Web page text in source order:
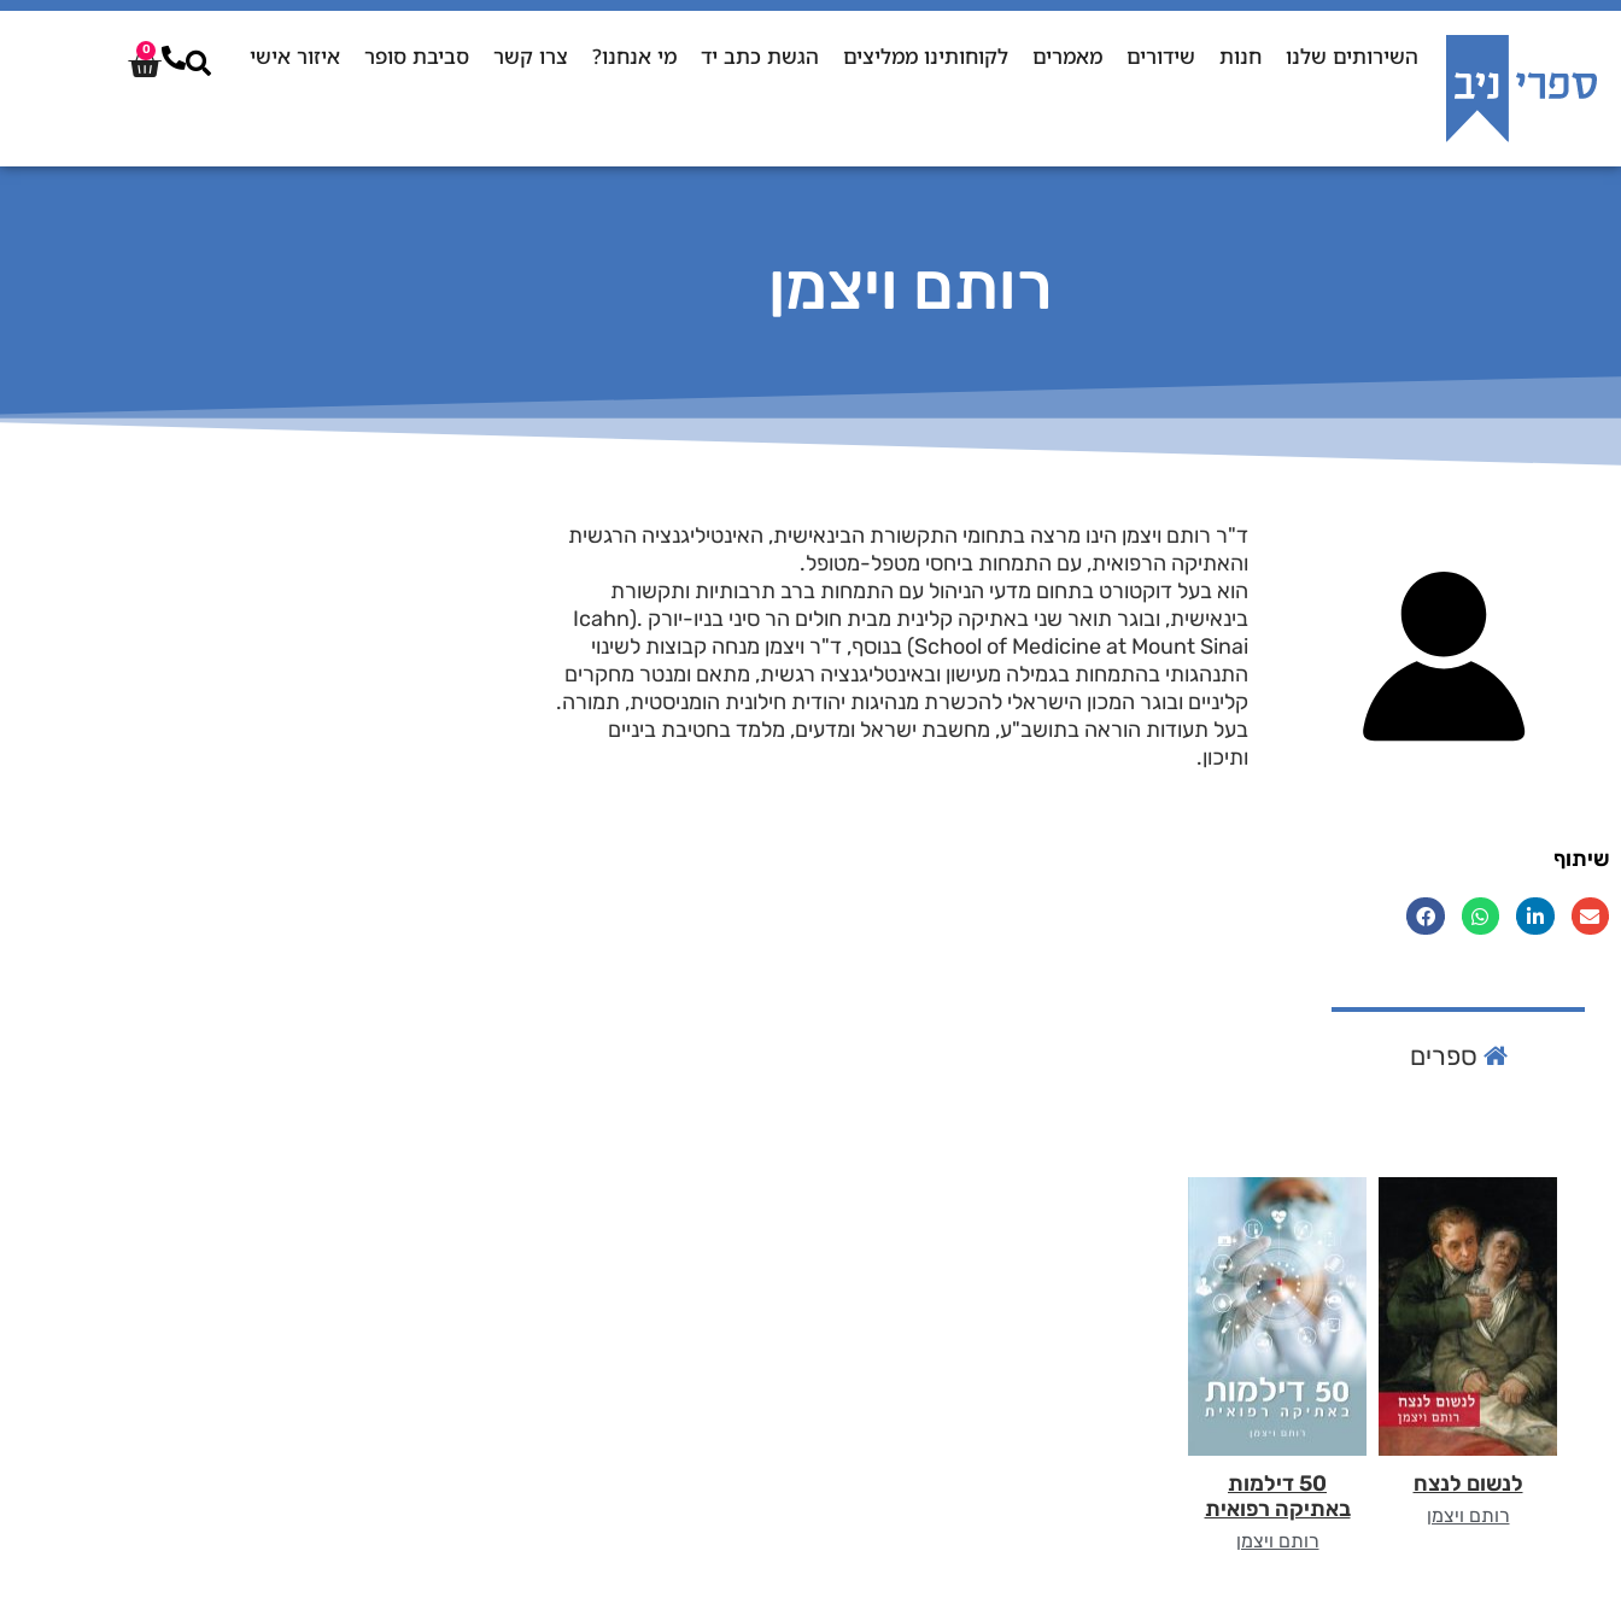
השירותים שלנו חנות שידורים מאמרים לקוחותינו ממליצים הגשת כתב יד מי אנחנו? צרו קשר סביבת סופר איזור אישי 0
רותם ויצמן
ד"ר רותם ויצמן הינו מרצה בתחומי התקשורת הבינאישית, האינטיליגנציה הרגשית
והאתיקה הרפואית, עם התמחות ביחסי מטפל-מטופל.
הוא בעל דוקטורט בתחום מדעי הניהול עם התמחות ברב תרבותיות ותקשורת
בינאישית, ובוגר תואר שני באתיקה קלינית מבית חולים הר סיני בניו-יורק .(Icahn
School of Medicine at Mount Sinai) בנוסף, ד"ר ויצמן מנחה קבוצות לשינוי
התנהגותי בהתמחות בגמילה מעישון ובאינטליגנציה רגשית, מתאם ומנטר מחקרים
קליניים ובוגר המכון הישראלי להכשרת מנהיגות יהודית חילונית הומניסטית, תמורה.
בעל תעודות הוראה בתושב"ע, מחשבת ישראל ומדעים, מלמד בחטיבת ביניים
ותיכון.
שיתוף
ספרים
לנשום לנצח
רותם ויצמן
50 דילמות
באתיקה רפואית
רותם ויצמן